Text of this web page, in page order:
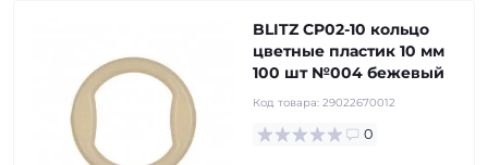
BLITZ CP02-10 кольцо
цветные пластик 10 мм
100 шт №004 бежевый
Код товара: 29022670012
0